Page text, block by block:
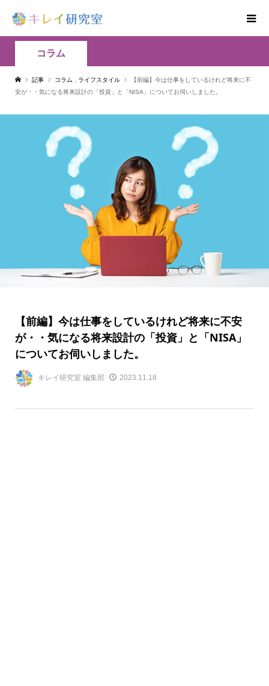
コラム
記事 コラム ライフスタイル
【前編】今は仕事をしているけれど将来に不
安が・・気になる将来設計の「投資」と「NISA」についてお伺いしました。
【前編】今は仕事をしているけれど将来に不安
が・・気になる将来設計の「投資」と「NISA」
についてお伺いしました。
キレイ研究室 編集部 2023.11.18